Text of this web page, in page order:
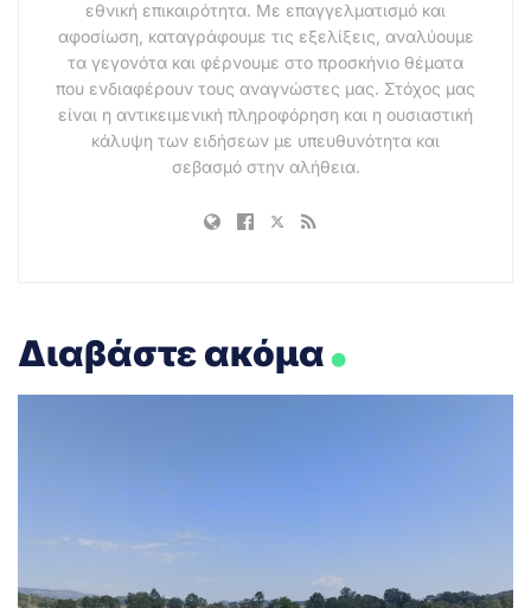
εθνική επικαιρότητα. Με επαγγελματισμό και
αφοσίωση, καταγράφουμε τις εξελίξεις, αναλύουμε
τα γεγονότα και φέρνουμε στο προσκήνιο θέματα
που ενδιαφέρουν τους αναγνώστες μας. Στόχος μας
είναι η αντικειμενική πληροφόρηση και η ουσιαστική
κάλυψη των ειδήσεων με υπευθυνότητα και
σεβασμό στην αλήθεια.
Διαβάστε ακόμα.